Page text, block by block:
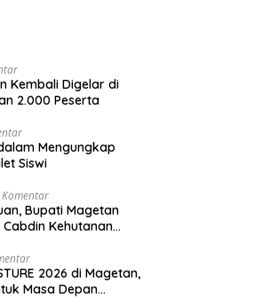
Kembali Digelar di
2.000 Peserta
Mengungkap
Siswi
Bupati Magetan
Kehutanan
2026 di Magetan,
Masa Depan